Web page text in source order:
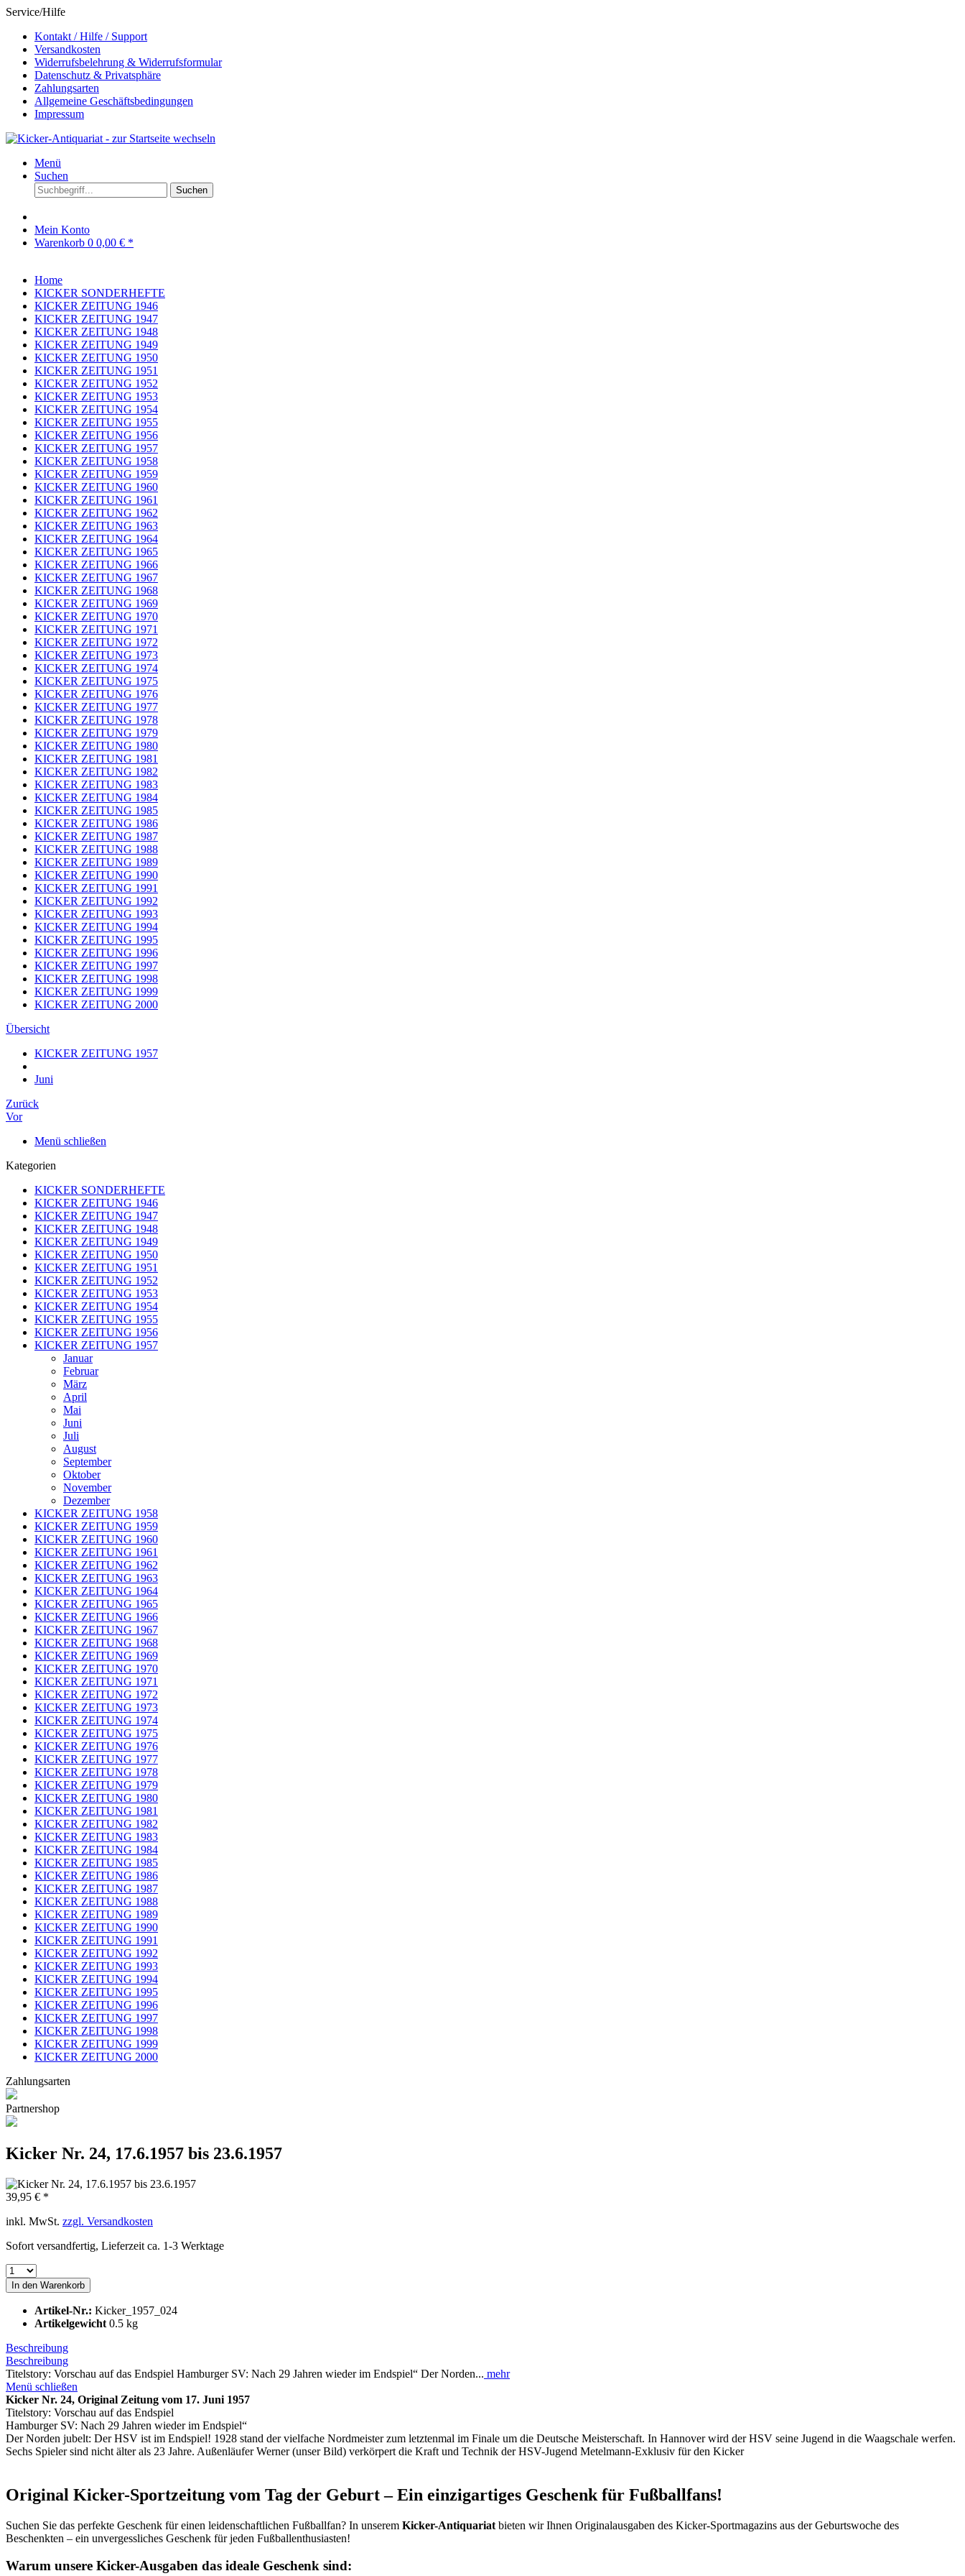
Service/Hilfe
Kontakt / Hilfe / Support
Versandkosten
Widerrufsbelehrung & Widerrufsformular
Datenschutz & Privatsphäre
Zahlungsarten
Allgemeine Geschäftsbedingungen
Impressum
Menü
Suchen
Suchen
Mein Konto
Warenkorb 0 0,00 € *
Home
KICKER SONDERHEFTE
KICKER ZEITUNG 1946
KICKER ZEITUNG 1947
KICKER ZEITUNG 1948
KICKER ZEITUNG 1949
KICKER ZEITUNG 1950
KICKER ZEITUNG 1951
KICKER ZEITUNG 1952
KICKER ZEITUNG 1953
KICKER ZEITUNG 1954
KICKER ZEITUNG 1955
KICKER ZEITUNG 1956
KICKER ZEITUNG 1957
KICKER ZEITUNG 1958
KICKER ZEITUNG 1959
KICKER ZEITUNG 1960
KICKER ZEITUNG 1961
KICKER ZEITUNG 1962
KICKER ZEITUNG 1963
KICKER ZEITUNG 1964
KICKER ZEITUNG 1965
KICKER ZEITUNG 1966
KICKER ZEITUNG 1967
KICKER ZEITUNG 1968
KICKER ZEITUNG 1969
KICKER ZEITUNG 1970
KICKER ZEITUNG 1971
KICKER ZEITUNG 1972
KICKER ZEITUNG 1973
KICKER ZEITUNG 1974
KICKER ZEITUNG 1975
KICKER ZEITUNG 1976
KICKER ZEITUNG 1977
KICKER ZEITUNG 1978
KICKER ZEITUNG 1979
KICKER ZEITUNG 1980
KICKER ZEITUNG 1981
KICKER ZEITUNG 1982
KICKER ZEITUNG 1983
KICKER ZEITUNG 1984
KICKER ZEITUNG 1985
KICKER ZEITUNG 1986
KICKER ZEITUNG 1987
KICKER ZEITUNG 1988
KICKER ZEITUNG 1989
KICKER ZEITUNG 1990
KICKER ZEITUNG 1991
KICKER ZEITUNG 1992
KICKER ZEITUNG 1993
KICKER ZEITUNG 1994
KICKER ZEITUNG 1995
KICKER ZEITUNG 1996
KICKER ZEITUNG 1997
KICKER ZEITUNG 1998
KICKER ZEITUNG 1999
KICKER ZEITUNG 2000
Übersicht
KICKER ZEITUNG 1957
Juni
Zurück
Vor
Menü schließen
Kategorien
KICKER SONDERHEFTE
KICKER ZEITUNG 1946
KICKER ZEITUNG 1947
KICKER ZEITUNG 1948
KICKER ZEITUNG 1949
KICKER ZEITUNG 1950
KICKER ZEITUNG 1951
KICKER ZEITUNG 1952
KICKER ZEITUNG 1953
KICKER ZEITUNG 1954
KICKER ZEITUNG 1955
KICKER ZEITUNG 1956
KICKER ZEITUNG 1957
Januar
Februar
März
April
Mai
Juni
Juli
August
September
Oktober
November
Dezember
KICKER ZEITUNG 1958
KICKER ZEITUNG 1959
KICKER ZEITUNG 1960
KICKER ZEITUNG 1961
KICKER ZEITUNG 1962
KICKER ZEITUNG 1963
KICKER ZEITUNG 1964
KICKER ZEITUNG 1965
KICKER ZEITUNG 1966
KICKER ZEITUNG 1967
KICKER ZEITUNG 1968
KICKER ZEITUNG 1969
KICKER ZEITUNG 1970
KICKER ZEITUNG 1971
KICKER ZEITUNG 1972
KICKER ZEITUNG 1973
KICKER ZEITUNG 1974
KICKER ZEITUNG 1975
KICKER ZEITUNG 1976
KICKER ZEITUNG 1977
KICKER ZEITUNG 1978
KICKER ZEITUNG 1979
KICKER ZEITUNG 1980
KICKER ZEITUNG 1981
KICKER ZEITUNG 1982
KICKER ZEITUNG 1983
KICKER ZEITUNG 1984
KICKER ZEITUNG 1985
KICKER ZEITUNG 1986
KICKER ZEITUNG 1987
KICKER ZEITUNG 1988
KICKER ZEITUNG 1989
KICKER ZEITUNG 1990
KICKER ZEITUNG 1991
KICKER ZEITUNG 1992
KICKER ZEITUNG 1993
KICKER ZEITUNG 1994
KICKER ZEITUNG 1995
KICKER ZEITUNG 1996
KICKER ZEITUNG 1997
KICKER ZEITUNG 1998
KICKER ZEITUNG 1999
KICKER ZEITUNG 2000
Zahlungsarten
Partnershop
Kicker Nr. 24, 17.6.1957 bis 23.6.1957
39,95 € *
inkl. MwSt. zzgl. Versandkosten
Sofort versandfertig, Lieferzeit ca. 1-3 Werktage
In den Warenkorb
Artikel-Nr.: Kicker_1957_024
Artikelgewicht 0.5 kg
Beschreibung
Beschreibung
Titelstory: Vorschau auf das Endspiel Hamburger SV: Nach 29 Jahren wieder im Endspiel“ Der Norden... mehr
Menü schließen
Kicker Nr. 24, Original Zeitung vom 17. Juni 1957
Titelstory: Vorschau auf das Endspiel
Hamburger SV: Nach 29 Jahren wieder im Endspiel“
Der Norden jubelt: Der HSV ist im Endspiel! 1928 stand der vielfache Nordmeister zum letztenmal im Finale um die Deutsche Meisterschaft. In Hannover wird der HSV seine Jugend in die Waagschale werfen.
Sechs Spieler sind nicht älter als 23 Jahre. Außenläufer Werner (unser Bild) verkörpert die Kraft und Technik der HSV-Jugend Metelmann-Exklusiv für den Kicker
Original Kicker-Sportzeitung vom Tag der Geburt – Ein einzigartiges Geschenk für Fußballfans!
Suchen Sie das perfekte Geschenk für einen leidenschaftlichen Fußballfan? In unserem Kicker-Antiquariat bieten wir Ihnen Originalausgaben des Kicker-Sportmagazins aus der Geburtswoche des
Beschenkten – ein unvergessliches Geschenk für jeden Fußballenthusiasten!
Warum unsere Kicker-Ausgaben das ideale Geschenk sind: